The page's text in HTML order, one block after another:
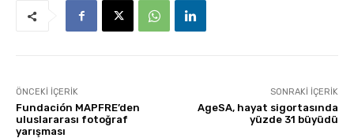
ÖNCEKI İÇERIK
Fundación MAPFRE’den
uluslararası fotoğraf
yarışması
SONRAKI İÇERIK
AgeSA, hayat sigortasında
yüzde 31 büyüdü